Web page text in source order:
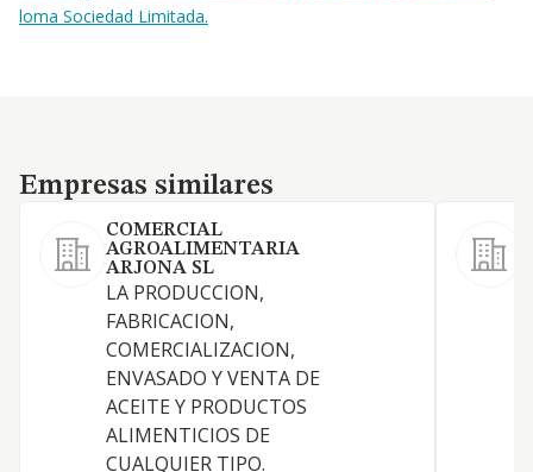
loma Sociedad Limitada.
Empresas similares
Empresas similares
COMERCIAL
AGROALIMENTARIA
ARJONA SL
LA PRODUCCION,
FABRICACION,
COMERCIALIZACION,
ENVASADO Y VENTA DE
ACEITE Y PRODUCTOS
ALIMENTICIOS DE
CUALQUIER TIPO.